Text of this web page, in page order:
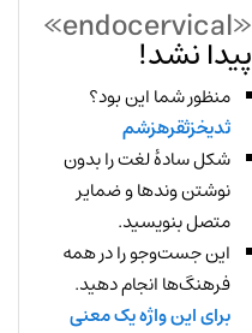
«endocervical»
پیدا نشد!
منظور شما این بود؟
ثدیخزثقرهزشم
شکل سادهٔ لغت را بدون
نوشتن وندها و ضمایر
متصل بنویسید.
این جست‌وجو را در همه
فرهنگ‌ها انجام دهید.
برای این واژه یک معنی